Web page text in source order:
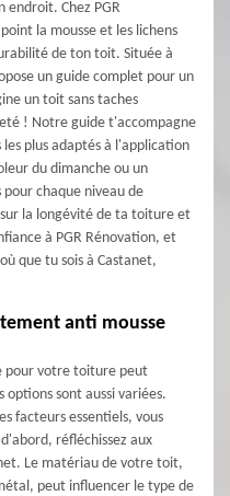
Chez PGR
la mousse et les lichens
de ton toit. Située à
un guide complet pour un
un toit sans taches
! Notre guide t'accompagne
plus adaptés à l'application
du dimanche ou un
pour chaque niveau de
la longévité de ta toiture et
à PGR Rénovation, et
que tu sois à Castanet,
anti mousse
pour votre toiture peut
sont aussi variées.
facteurs essentiels, vous
réfléchissez aux
Le matériau de votre toit,
peut influencer le type de